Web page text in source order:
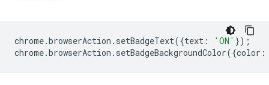
chrome.browserAction . setBadgeText({text : 'ON' });
chrome.browserAction . setBadgeBackgroundColor({color :